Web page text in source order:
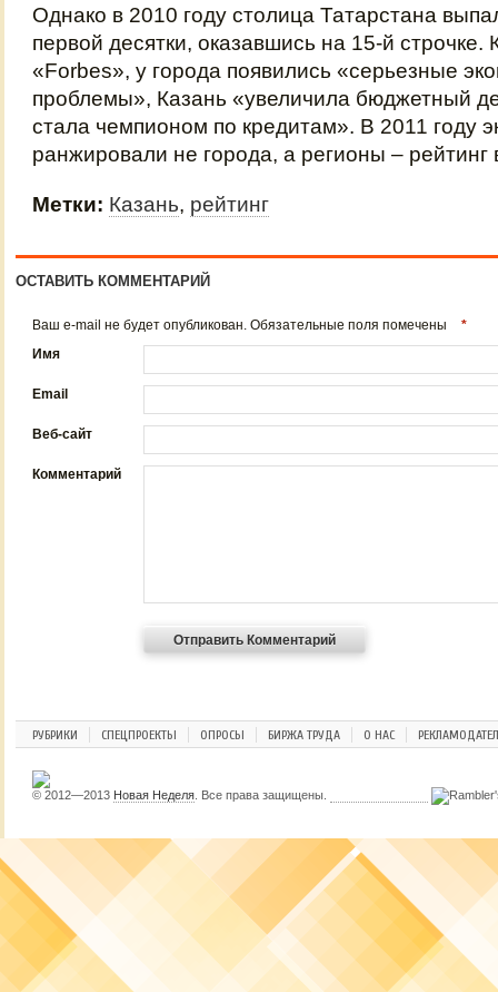
Однако в 2010 году столица Татарстана
первой десятки, оказавшись на 15-й строчке.
«Forbes», у города появились «серьезные
проблемы», Казань «увеличила бюджетный
стала чемпионом по кредитам». В 2011 году
ранжировали не города, а регионы – рейтинг
Метки: Казань, рейтинг
ОСТАВИТЬ КОММЕНТАРИЙ
Ваш e-mail не будет опубликован. Обязательные поля помечены
*
Имя
Email
Веб-сайт
Комментарий
РУБРИКИ СПЕЦПРОЕКТЫ ОПРОСЫ БИРЖА ТРУДА О НАС
© 2012—2013 Новая Неделя . Все права защищены.